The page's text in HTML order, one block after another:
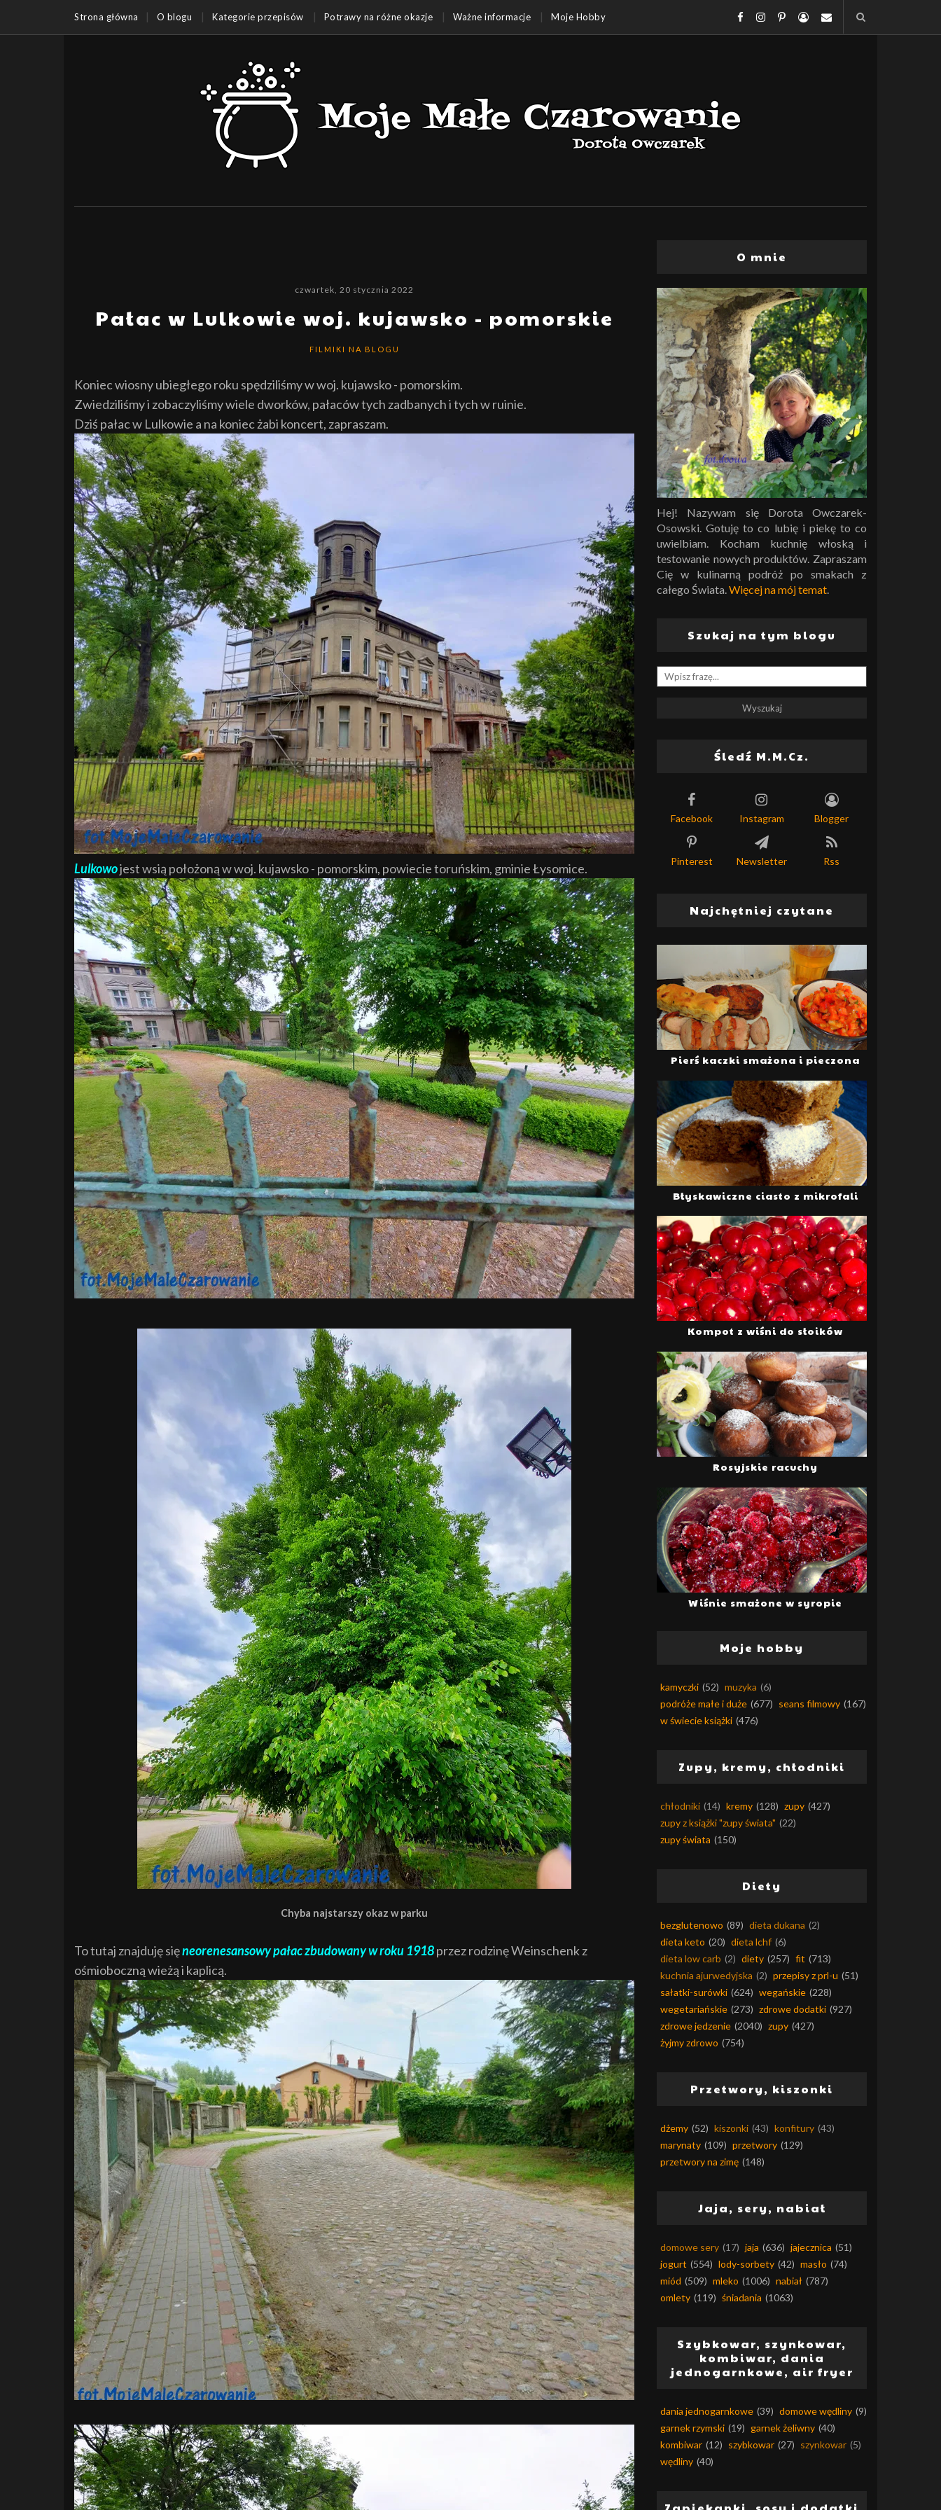
Strona główna O blogu Kategorie przepisów Potrawy na różne okazje Ważne informacje Moje Hobby
czwartek, 20 stycznia 2022
Pałac w Lulkowie woj. kujawsko - pomorskie
FILMIKI NA BLOGU
Koniec wiosny ubiegłego roku spędziliśmy w woj. kujawsko - pomorskim.
Zwiedziliśmy i zobaczyliśmy wiele dworków, pałaców tych zadbanych i tych w ruinie.
Dziś pałac w Lulkowie a na koniec żabi koncert, zapraszam.
Lulkowojest wsią położoną w woj. kujawsko - pomorskim, powiecie toruńskim, gminie Łysomice.
Chyba najstarszy okaz w parku
To tutaj znajduję sięneorenesansowy pałac zbudowany w roku 1918przez rodzinę Weinschenk z
ośmioboczną wieżą i kaplicą.
O mnie
Hej! Nazywam się Dorota Owczarek-
Osowski. Gotuję to co lubię i piekę to co
uwielbiam. Kocham kuchnię włoską i
testowanie nowych produktów. Zapraszam
Cię w kulinarną podróż po smakach z
całego Świata.Więcej na mój temat.
Szukaj na tym blogu
Śledź M.M.Cz.
Facebook Instagram Blogger
Pinterest Newsletter Rss
Najchętniej czytane
Pierś kaczki smażona i pieczona
Błyskawiczne ciasto z mikrofali
Kompot z wiśni do słoików
Rosyjskie racuchy
Wiśnie smażone w syropie
Moje hobby
kamyczki (52) muzyka (6)
podróże małe i duże (677) seans filmowy (167)
w świecie książki (476)
Zupy, kremy, chłodniki
chłodniki (14) kremy (128) zupy (427)
zupy z książki "zupy świata" (22)
zupy świata (150)
Diety
bezglutenowo (89) dieta dukana (2)
dieta keto (20) dieta lchf (6)
dieta low carb (2) diety (257) fit (713)
kuchnia ajurwedyjska (2) przepisy z prl-u (51)
sałatki-surówki (624) wegańskie (228)
wegetariańskie (273) zdrowe dodatki (927)
zdrowe jedzenie (2040) zupy (427)
żyjmy zdrowo (754)
Przetwory, kiszonki
dżemy (52) kiszonki (43) konfitury (43)
marynaty (109) przetwory (129)
przetwory na zimę (148)
Jaja, sery, nabiał
domowe sery (17) jaja (636) jajecznica (51)
jogurt (554) lody-sorbety (42) masło (74)
miód (509) mleko (1006) nabiał (787)
omlety (119) śniadania (1063)
Szybkowar, szynkowar,
kombiwar, dania
jednogarnkowe, air fryer
dania jednogarnkowe (39) domowe wędliny (9)
garnek rzymski (19) garnek żeliwny (40)
kombiwar (12) szybkowar (27) szynkowar (5)
wędliny (40)